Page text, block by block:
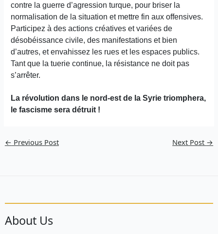
contre la guerre d’agression turque, pour briser la
normalisation de la situation et mettre fin aux offensives.
Participez à des actions créatives et variées de
désobéissance civile, des manifestations et bien
d’autres, et envahissez les rues et les espaces publics.
Tant que la tuerie continue, la résistance ne doit pas
s’arrêter.
La révolution dans le nord-est de la Syrie triomphera,
le fascisme sera détruit !
← Previous Post Next Post →
About Us